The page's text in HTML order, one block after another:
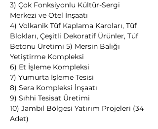
3) Çok Fonksiyonlu Kültür-Sergi
Merkezi ve Otel İnşaatı
4) Volkanik Tüf Kaplama Karoları, Tüf
Blokları, Çeşitli Dekoratif Ürünler, Tüf
Betonu Üretimi 5) Mersin Balığı
Yetiştirme Kompleksi
6) Et İşleme Kompleksi
7) Yumurta İşleme Tesisi
8) Sera Kompleksi İnşaatı
9) Sıhhi Tesisat Üretimi
10) Jambıl Bölgesi Yatırım Projeleri (34
Adet)